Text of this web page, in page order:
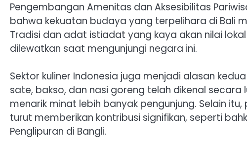
Pengembangan Amenitas dan Aksesibilitas
bahwa kekuatan budaya yang terpelihara di Bali
Tradisi dan adat istiadat yang kaya akan nilai
dilewatkan saat mengunjungi negara ini.
Sektor kuliner Indonesia juga menjadi alasan
sate, bakso, dan nasi goreng telah dikenal
menarik minat lebih banyak pengunjung. Selain
turut memberikan kontribusi signifikan, seperti
Penglipuran di Bangli.